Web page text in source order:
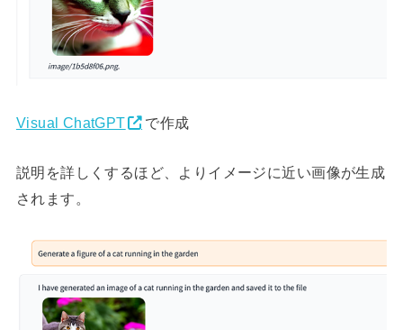
Visual ChatGPT で作成
説明を詳しくするほど、よりイメージに近い画像が生成
されます。